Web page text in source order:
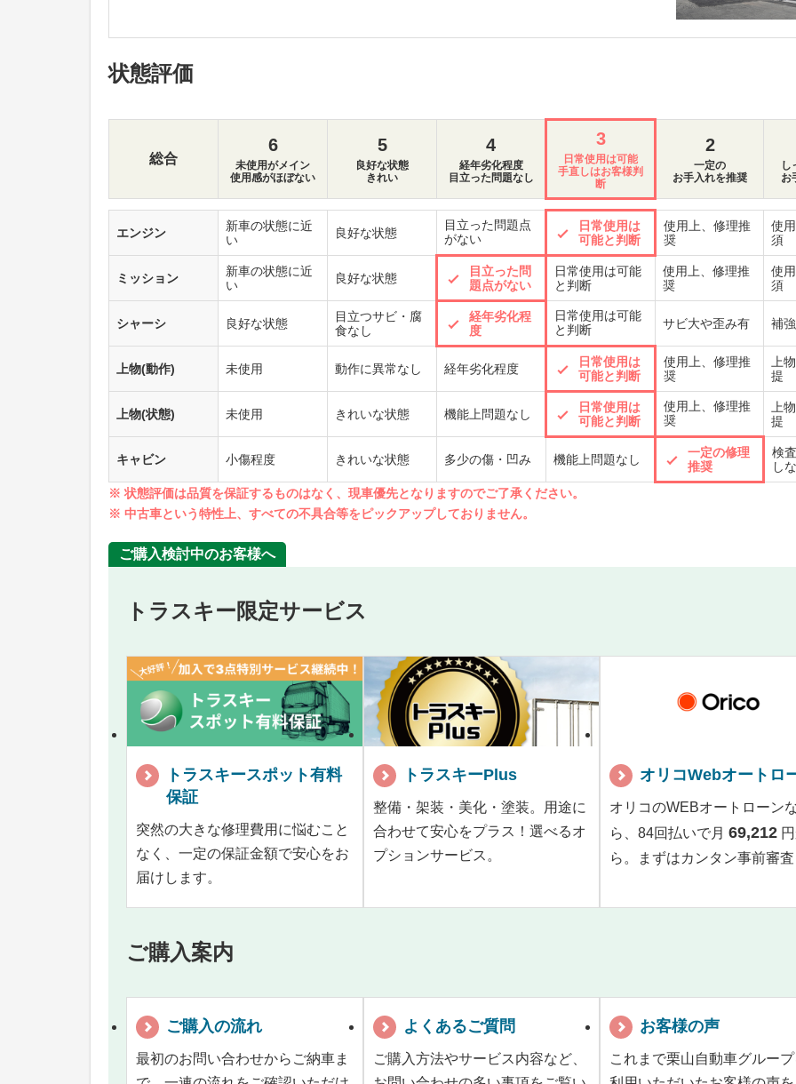
状態評価
総合
6
未使用がメイン
使用感がほぼない
5
良好な状態
きれい
4
経年劣化程度
目立った問題なし
3
日常使用は可能
手直しはお客様判
断
2
一定の
お手入れを推奨
し
お
エンジン
新車の状態に近
い
良好な状態
目立った問題点
がない
日常使用は
可能と判断
使用上、修理推
奨
使
須
ミッション
新車の状態に近
い
良好な状態
目立った問
題点がない
日常使用は可能
と判断
使用上、修理推
奨
使
須
シャーシ 良好な状態
目立つサビ・腐
食なし
経年劣化程
度
日常使用は可能
と判断
サビ大や歪み有 補
上物(動作) 未使用 動作に異常なし 経年劣化程度
日常使用は
可能と判断
使用上、修理推
奨
上
提
上物(状態) 未使用 きれいな状態 機能上問題なし
日常使用は
可能と判断
使用上、修理推
奨
上
提
キャビン 小傷程度 きれいな状態 多少の傷・凹み 機能上問題なし
一定の修理
推奨
検
し
※ 状態評価は品質を保証するものはなく、現車優先となりますのでご了承ください。
※ 中古車という特性上、すべての不具合等をピックアップしておりません。
ご購入検討中のお客様へ
トラスキー限定サービス
トラスキースポット有料
保証
突然の大きな修理費用に悩むこと
なく、一定の保証金額で安心をお
届けします。
トラスキーPlus
整備・架装・美化・塗装。用途に
合わせて安心をプラス！選べるオ
プションサービス。
オリコWebオートロ
オリコのWEBオートローン
ら、84回払いで月69,212
ら。まずはカンタン事前審
ご購入案内
ご購入の流れ
最初のお問い合わせからご納車ま
よくあるご質問
ご購入方法やサービス内容など、
お客様の声
これまで栗山自動車グルー